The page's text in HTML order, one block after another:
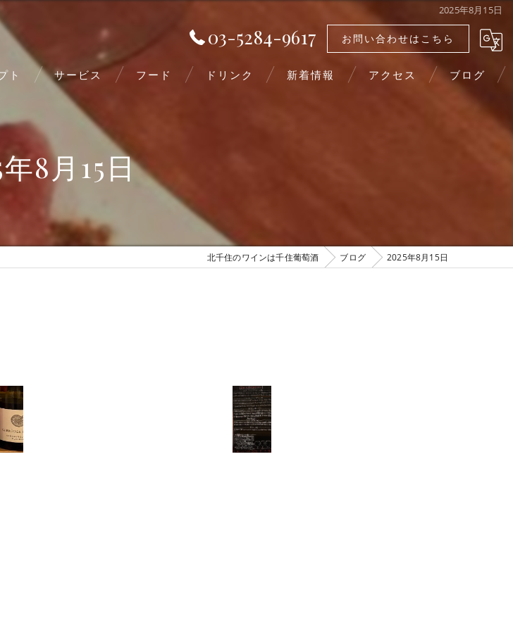
2025年8月15日
03-5284-9617 お問い合わせはこちら
ト サービス フード ドリンク 新着情報 アクセス ブログ
8月15日
北千住のワインは千住葡萄酒 ブログ 2025年8月15日